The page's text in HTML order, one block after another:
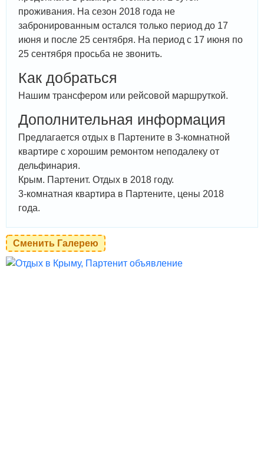
проживания. На сезон 2018 года не
забронированным остался только период до 17
июня и после 25 сентября. На период с 17 июня по
25 сентября просьба не звонить.
Как добраться
Нашим трансфером или рейсовой маршруткой.
Дополнительная информация
Предлагается отдых в Партените в 3-комнатной
квартире с хорошим ремонтом неподалеку от
дельфинария.
Крым. Партенит. Отдых в 2018 году.
3-комнатная квартира в Партените, цены 2018
года.
Сменить Галерею